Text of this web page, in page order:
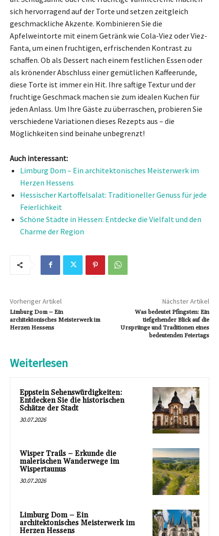
sich hervorragend auf der Torte und setzen zeitgleich
geschmackliche Akzente. Kombinieren Sie die
Apfelweintorte mit einem Getränk wie Cola-Viez oder Viez-
Fanta, um einen fruchtigen, erfrischenden Kontrast zu
schaffen. Ob als Dessert nach einem festlichen Essen oder
als krönender Abschluss einer gemütlichen Kaffeerunde,
diese Torte ist immer ein Hit. Ihre saftige Textur und der
fruchtige Geschmack machen sie zum idealen Kuchen für
jeden Anlass. Um Ihre Gäste zu überraschen, probieren Sie
verschiedene Variationen dieses Rezepts aus – die
Möglichkeiten sind beinahe unbegrenzt!
Auch interessant:
Limburg Dom – Ein architektonisches Meisterwerk im
Herzen Hessens
Hessischer Kartoffelsalat: Traditioneller Genuss für jede
Feierlichkeit
Schöne Städte in Hessen: Entdecke die Vielfalt und den
Charme der Region
Vorheriger Artikel
Limburg Dom – Ein
architektonisches Meisterwerk im
Herzen Hessens
Nächster Artikel
Was bedeutet Pfingsten: Ein
tiefgehender Blick auf die
Ursprünge und Traditionen eines
bedeutenden Feiertags
Weiterlesen
Eppstein Sehenswürdigkeiten:
Entdecken Sie die historischen
Schätze der Stadt
30.07.2026
Wisper Trails – Erkunde die
malerischen Wanderwege im
Wispertaunus
30.07.2026
Limburg Dom – Ein
architektonisches Meisterwerk im
Herzen Hessens